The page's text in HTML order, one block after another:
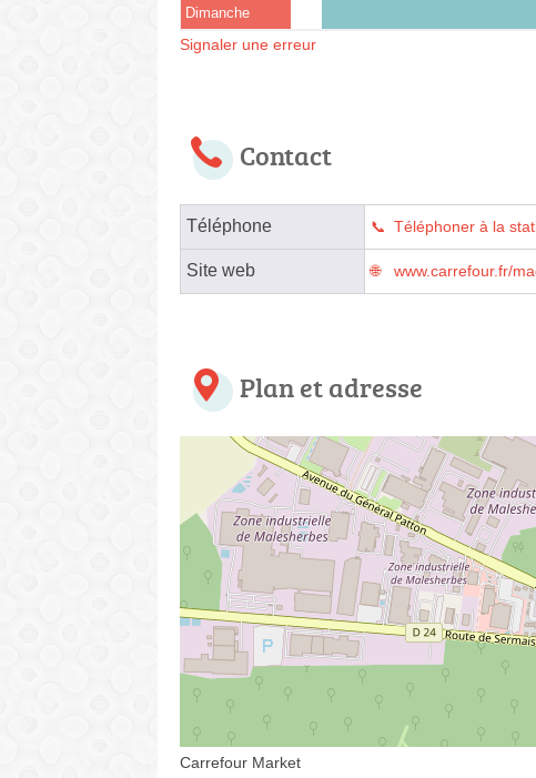
Dimanche
Signaler une erreur
Contact
Téléphone Téléphoner à la
Site web www.carrefour.fr/
Plan et adresse
Carrefour Market